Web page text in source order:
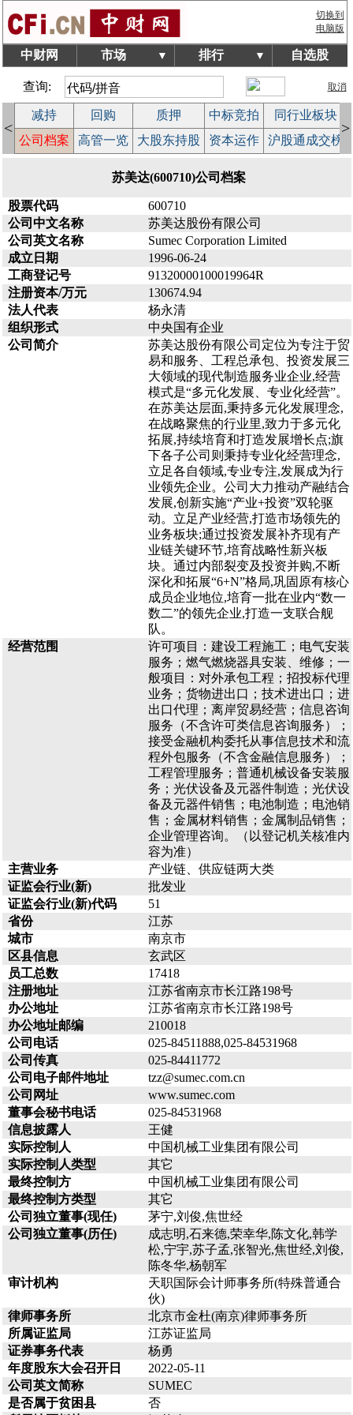
切换到
电脑版
中财网 市场 ▼ 排行 ▼ 自选股
查询: 取消
<
减持 回购 质押 中标竞拍
同行业板块
公司档案 高管一览 大股东持股 资本运作 沪股通成交榜
>
苏美达(600710)公司档案
股票代码
600710
公司中文名称
苏美达股份有限公司
公司英文名称
Sumec Corporation Limited
成立日期
1996-06-24
工商登记号
91320000100019964R
注册资本/万元
130674.94
法人代表
杨永清
组织形式
中央国有企业
公司简介
苏美达股份有限公司定位为专注于贸
易和服务、工程总承包、投资发展三
大领域的现代制造服务业企业,经营
模式是“多元化发展、专业化经营”。
在苏美达层面,秉持多元化发展理念,
在战略聚焦的行业里,致力于多元化
拓展,持续培育和打造发展增长点;旗
下各子公司则秉持专业化经营理念,
立足各自领域,专业专注,发展成为行
业领先企业。公司大力推动产融结合
发展,创新实施“产业+投资”双轮驱
动。立足产业经营,打造市场领先的
业务板块;通过投资发展补齐现有产
业链关键环节,培育战略性新兴板
块。通过内部裂变及投资并购,不断
深化和拓展“6+N”格局,巩固原有核心
成员企业地位,培育一批在业内“数一
数二”的领先企业,打造一支联合舰
队。
经营范围
许可项目：建设工程施工；电气安装
服务；燃气燃烧器具安装、维修；一
般项目：对外承包工程；招投标代理
业务；货物进出口；技术进出口；进
出口代理；离岸贸易经营；信息咨询
服务（不含许可类信息咨询服务）；
接受金融机构委托从事信息技术和流
程外包服务（不含金融信息服务）；
工程管理服务；普通机械设备安装服
务；光伏设备及元器件制造；光伏设
备及元器件销售；电池制造；电池销
售；金属材料销售；金属制品销售；
企业管理咨询。（以登记机关核准内
容为准）
主营业务
产业链、供应链两大类
证监会行业(新)
批发业
证监会行业(新)代码
51
省份
江苏
城市
南京市
区县信息
玄武区
员工总数
17418
注册地址
江苏省南京市长江路198号
办公地址
江苏省南京市长江路198号
办公地址邮编
210018
公司电话
025-84511888,025-84531968
公司传真
025-84411772
公司电子邮件地址
tzz@sumec.com.cn
公司网址
www.sumec.com
董事会秘书电话
025-84531968
信息披露人
王健
实际控制人
中国机械工业集团有限公司
实际控制人类型
其它
最终控制方
中国机械工业集团有限公司
最终控制方类型
其它
公司独立董事(现任)
茅宁,刘俊,焦世经
公司独立董事(历任)
成志明,石来德,荣幸华,陈文化,韩学
松,宁宇,苏子孟,张智光,焦世经,刘俊,
陈冬华,杨朝军
审计机构
天职国际会计师事务所(特殊普通合
伙)
律师事务所
北京市金杜(南京)律师事务所
所属证监局
江苏证监局
证券事务代表
杨勇
年度股东大会召开日
2022-05-11
公司英文简称
SUMEC
是否属于贫困县
否